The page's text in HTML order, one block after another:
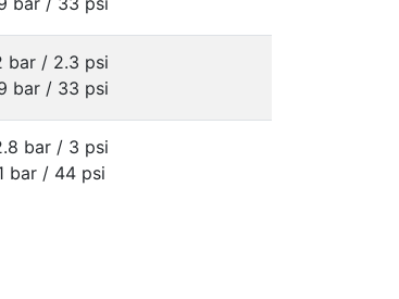
bar / 2.3 psi
bar / 33 psi
bar / 3 psi
bar / 44 psi